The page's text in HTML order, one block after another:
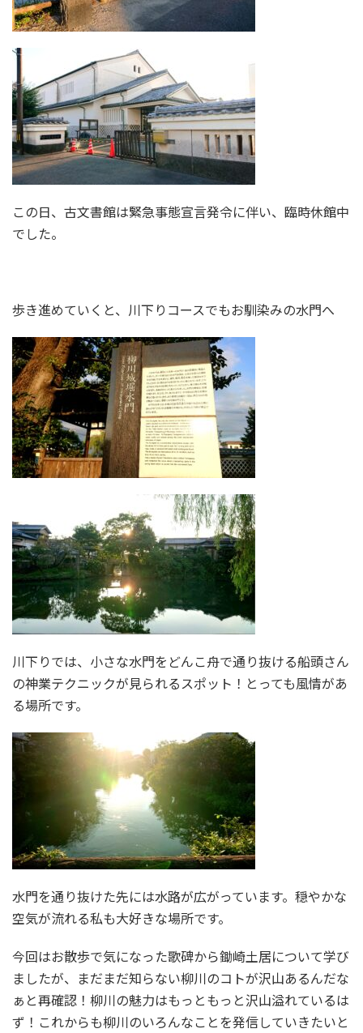
この日、古文書館は緊急事態宣言発令に伴い、臨時休館中
でした。
歩き進めていくと、川下りコースでもお馴染みの水門へ
川下りでは、小さな水門をどんこ舟で通り抜ける船頭さん
の神業テクニックが見られるスポット！とっても風情があ
る場所です。
水門を通り抜けた先には水路が広がっています。穏やかな
空気が流れる私も大好きな場所です。
今回はお散歩で気になった歌碑から鋤崎土居について学び
ましたが、まだまだ知らない柳川のコトが沢山あるんだな
ぁと再確認！柳川の魅力はもっともっと沢山溢れているは
ず！これからも柳川のいろんなことを発信していきたいと